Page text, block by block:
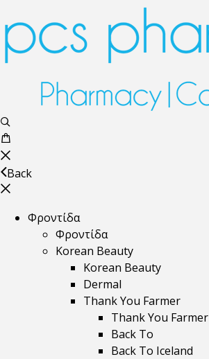
Back
Φροντίδα
Φροντίδα
Korean Beauty
Korean Beauty
Dermal
Thank You Farmer
Thank You Farmer
Back To
Back To Iceland